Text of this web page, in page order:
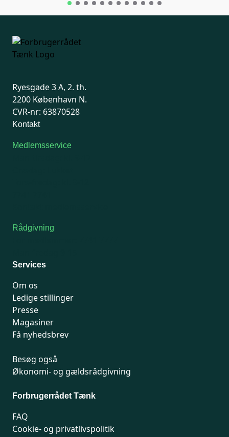
Ryesgade 3 A, 2. th.
2200 København N.
CVR-nr: 63870528
Kontakt
Medlemsservice
Rådgivning
Services
Om os
Ledige stillinger
Presse
Magasiner
Få nyhedsbrev
Besøg også
Økonomi- og gældsrådgivning
Forbrugerrådet Tænk
FAQ
Cookie- og privatlivspolitik